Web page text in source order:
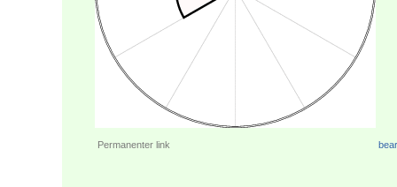
Permanenter link